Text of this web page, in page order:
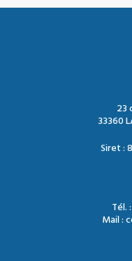
23
33360
Siret :
Tél.
Mail :